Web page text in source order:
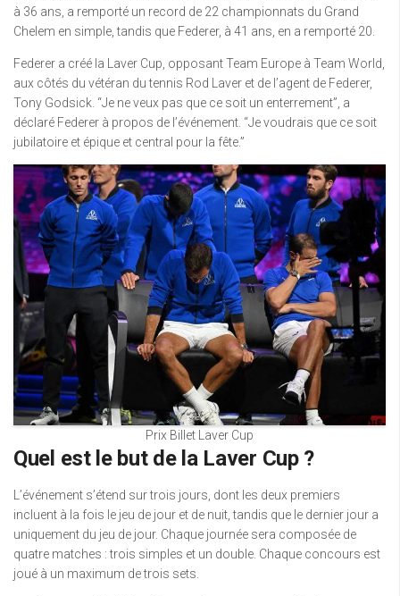
à 36 ans, a remporté un record de 22 championnats du Grand
Chelem en simple, tandis que Federer, à 41 ans, en a remporté 20.
Federer a créé la Laver Cup, opposant Team Europe à Team World,
aux côtés du vétéran du tennis Rod Laver et de l’agent de Federer,
Tony Godsick. “Je ne veux pas que ce soit un enterrement”, a
déclaré Federer à propos de l’événement. “Je voudrais que ce soit
jubilatoire et épique et central pour la fête.”
Prix Billet Laver Cup
Quel est le but de la Laver Cup ?
L’événement s’étend sur trois jours, dont les deux premiers
incluent à la fois le jeu de jour et de nuit, tandis que le dernier jour a
uniquement du jeu de jour. Chaque journée sera composée de
quatre matches : trois simples et un double. Chaque concours est
joué à un maximum de trois sets.